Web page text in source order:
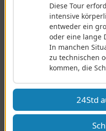
d
o
Wissembourg –
Erste Etappe der
Durchquerung der
zum Ballon d'Alsace, mit
Franck Buchy in
Mehrtägige Tour:
Diese Tour
intensive
entweder ein
oder eine lange
In manchen
zu technischen
kommen, die
24Std